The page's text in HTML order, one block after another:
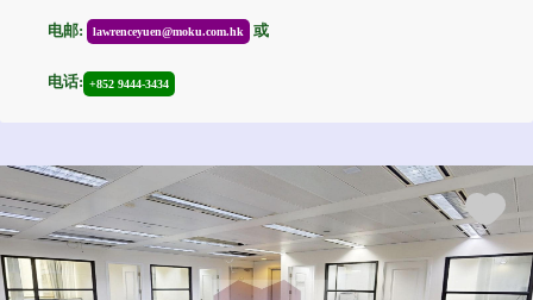
电邮: lawrenceyuen@moku.com.hk 或
电话: +852 9444-3434